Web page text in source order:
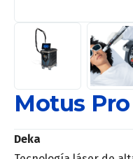
Motus Pro
Deka